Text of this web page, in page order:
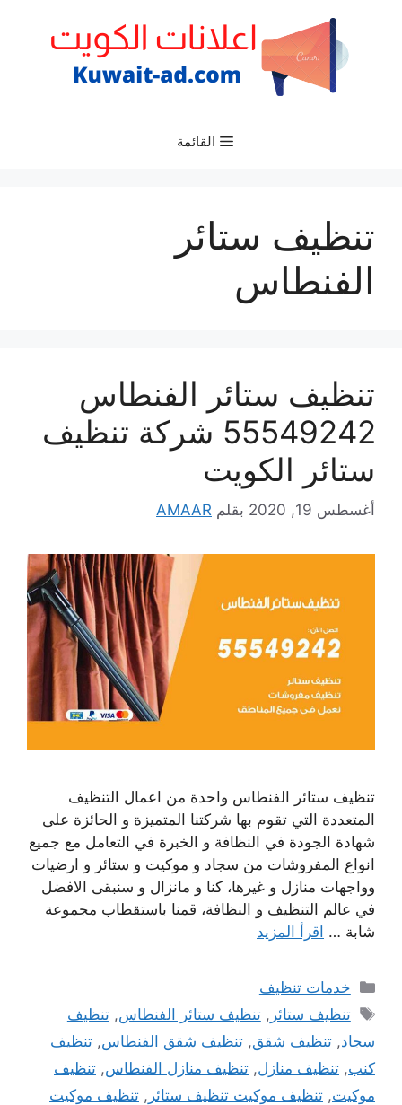
القائمة
تنظيف ستائر
الفنطاس
تنظيف ستائر الفنطاس
55549242 شركة تنظيف
ستائر الكويت
أغسطس 19, 2020 بقلم AMAAR
تنظيف ستائر الفنطاس واحدة من اعمال التنظيف
المتعددة التي تقوم بها شركتنا المتميزة و الحائزة على
شهادة الجودة في النظافة و الخبرة في التعامل مع جميع
انواع المفروشات من سجاد و موكيت و ستائر و ارضيات
وواجهات منازل و غيرها، كنا و مانزال و سنبقى الافضل
في عالم التنظيف و النظافة، قمنا باستقطاب مجموعة
شابة … اقرأ المزيد
التصنيفات
خدمات تنظيف
الوسوم
تنظيف ستائر ,تنظيف ستائر الفنطاس,تنظيف
سجاد, تنظيف شقق, تنظيف شقق الفنطاس, تنظيف
كنب, تنظيف منازل, تنظيف منازل الفنطاس, تنظيف
موكيت, تنظيف موكيت تنظيف ستائر , تنظيف موكيت